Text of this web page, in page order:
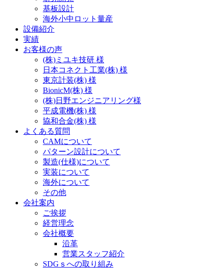
基板設計
海外小中ロット量産
設備紹介
実績
お客様の声
(株)ミユキ技研 様
日本コネクト工業(株) 様
東京計装(株) 様
BionicM(株) 様
(株)日野エンジニアリング様
平成電機(株) 様
協和合金(株) 様
よくある質問
CAMについて
パターン設計について
製造(仕様)について
実装について
海外について
その他
会社案内
ご挨拶
経営理念
会社概要
沿革
営業スタッフ紹介
SDGｓへの取り組み